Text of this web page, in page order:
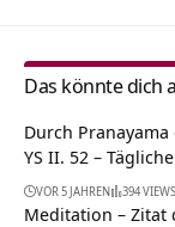
Das könnte dich
Durch
YS II. 52 –
VOR 5 JAHREN 394 VIEWS
Meditation – Zitat